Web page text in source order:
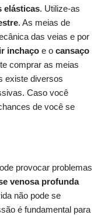
elásticas. Utilize-as
. As meias de
das veias e por
inchaço e o cansaço
comprar as meias
existe diversos
Caso você
de você se
provocar problemas
venosa profunda
não pode se
é fundamental para